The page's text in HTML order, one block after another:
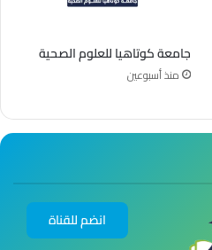
جامعة كوتاهيا للعلوم الصحية
منذ أسبوعين
انضم للقناة